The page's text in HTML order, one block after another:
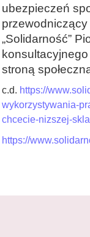
ubezpieczeń
„Solidarność”
stroną
c.d. https://
wykorzystywania-
chcecie-nizszej-
https://